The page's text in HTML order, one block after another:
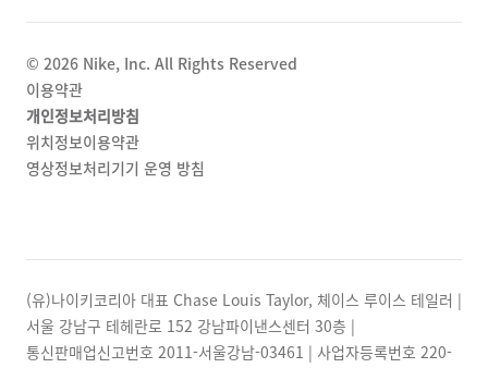
© 2026 Nike, Inc. All Rights Reserved
이용약관
개인정보처리방침
위치정보이용약관
영상정보처리기기 운영 방침
(유)나이키코리아 대표 Chase Louis Taylor, 체이스 루이스 테일러 |
서울 강남구 테헤란로 152 강남파이낸스센터 30층 |
통신판매업신고번호 2011-서울강남-03461 | 사업자등록번호 220-